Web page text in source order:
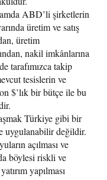
ABD’li şirketlerin
üretim ve satış
üretim
nakil imkânlarına
tarafımızca takip
tesislerin ve
$’lık bir bütçe ile bu
Türkiye gibi bir
uygulanabilir değildir.
açılması ve
böylesi riskli ve
yapılması